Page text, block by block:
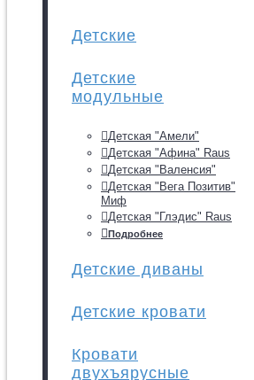
Детские
Детские
модульные
Детская "Амели"
Детская "Афина" Raus
Детская "Валенсия"
Детская "Вега Позитив"
Миф
Детская "Глэдис" Raus
Подробнее
Детские диваны
Детские кровати
Кровати
двухъярусные